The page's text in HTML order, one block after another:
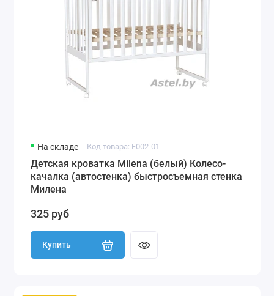
На складе Код товара: F002-01
Детская кроватка Milena (белый) Колесо-
качалка (автостенка) быстросъемная стенка
Милена
325 руб
Купить